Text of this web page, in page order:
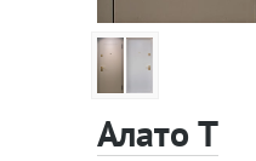
Алато Т